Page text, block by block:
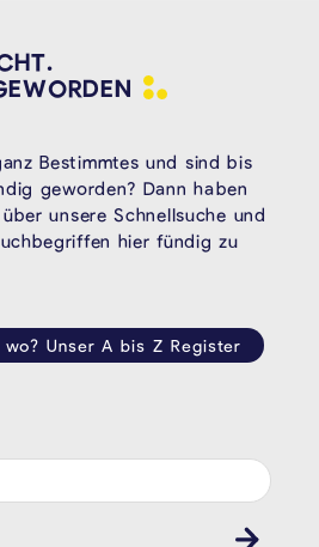
Bestimmtes und sind bis
geworden? Dann haben
unsere Schnellsuche und
hier fündig zu
Unser A bis Z Register